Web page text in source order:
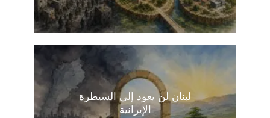
لبنان لن يعود إلى السيطرة
الإيرانية